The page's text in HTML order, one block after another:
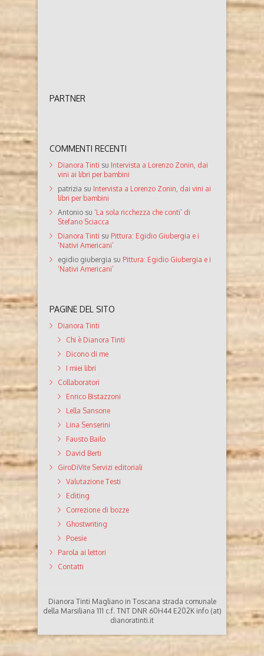
PARTNER
COMMENTI RECENTI
Dianora Tinti su Intervista a Lorenzo Zonin, dai
vini ai libri per bambini
patrizia su Intervista a Lorenzo Zonin, dai vini ai
libri per bambini
Antonio su ‘La sola ricchezza che conti’ di
Stefano Sciacca
Dianora Tinti su Pittura: Egidio Giubergia e i
‘Nativi Americani’
egidio giubergia su Pittura: Egidio Giubergia e i
‘Nativi Americani’
PAGINE DEL SITO
Dianora Tinti
Chi è Dianora Tinti
Dicono di me
I miei libri
Collaboratori
Enrico Bistazzoni
Lella Sansone
Lina Senserini
Fausto Bailo
David Berti
GiroDiVite Servizi editoriali
Valutazione Testi
Editing
Correzione di bozze
Ghostwriting
Poesie
Parola ai lettori
Contatti
Dianora Tinti Magliano in Toscana strada comunale
della Marsiliana 111 c.f. TNT DNR 60H44 E202K info (at)
dianoratinti.it